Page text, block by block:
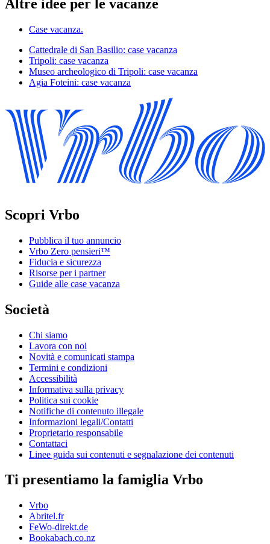
Altre idee per le vacanze
Case vacanza.
Cattedrale di San Basilio: case vacanza
Tripoli: case vacanza
Museo archeologico di Tripoli: case vacanza
Agia Foteini: case vacanza
Scopri Vrbo
Pubblica il tuo annuncio
Vrbo Zero pensieri™
Fiducia e sicurezza
Risorse per i partner
Guide alle case vacanza
Società
Chi siamo
Lavora con noi
Novità e comunicati stampa
Termini e condizioni
Accessibilità
Informativa sulla privacy
Politica sui cookie
Notifiche di contenuto illegale
Informazioni legali/Contatti
Proprietario responsabile
Contattaci
Linee guida sui contenuti e segnalazione dei contenuti
Ti presentiamo la famiglia Vrbo
Vrbo
Abritel.fr
FeWo-direkt.de
Bookabach.co.nz